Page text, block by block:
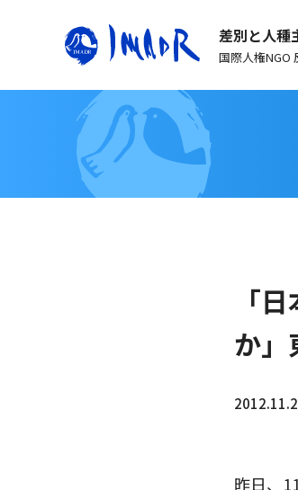
差別と人種
国際人権NGO
「
か」
昨日、